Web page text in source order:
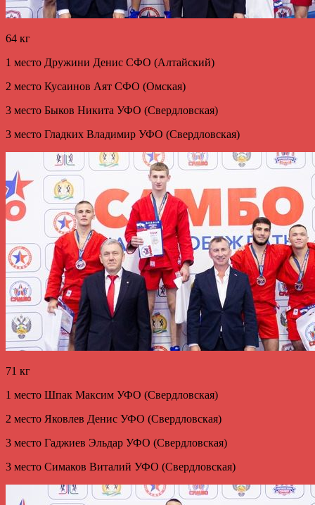
64 кг
1 место Дружини Денис СФО (Алтайский)
2 место Кусаинов Аят СФО (Омская)
3 место Быков Никита УФО (Свердловская)
3 место Гладких Владимир УФО (Свердловская)
71 кг
1 место Шпак Максим УФО (Свердловская)
2 место Яковлев Денис УФО (Свердловская)
3 место Гаджиев Эльдар УФО (Свердловская)
3 место Симаков Виталий УФО (Свердловская)